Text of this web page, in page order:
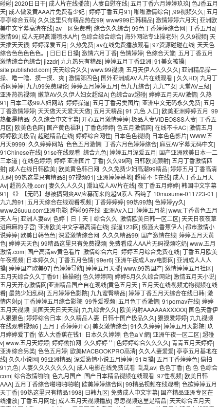
碰碰| 2020日日干| 成人片在线播放| 人妻自慰在线| 五月丁香六月婷婷玖玖| 色J香五月
天| 成人做爰黄AAA片免费看少妃 | 婷婷丁香五月91| 啪啪激情综合| ,99视频久久| 五月
亭亭综合五码| 久久这里只有精品热在99| www999日韩精品| 激情婷婷六月天| 亚洲欧
美中文字幕高清在线| av一区免费看| 综合久久综合| 99色丁香婷婷综合网| 丁香五月a|
激情99| 成人无码髙潮喷水A片| 色综合综合综合| 海外网站专业操老外| 久久9视频| 天
天插天天很| 婷婷深爱五月| 久热免费| av在线免费播放观看| 97资源碰碰在线| 天天色
综合色色色色色。 | 日日日日操| 激情六月丁香| 色情婷婷| 色综合天堂| 五月丁香五月
激情综合色综合| jizzdr| 九九热只有精品| 婷婷五月丁香亚洲| 91美女被操|
site:publishdd.com| 天天综合久久| www.99视频| 五月天伊人久久久久| 亚洲精品操一
操、噜一噜、摸一摸、爽 | 激情第四色| 国外亚洲成AV人片在线观看 | 久久HD| 九月丁
香网婷婷| 九九99免费理论| 婷婷五月婷婷五月| 色九九综合| 九九艹女| 天堂AV三级|
亚洲热热视频| 嫩草AV久久伊人妇女超级A| 色综合av超碰| 婷婷五月天AV激情| 久热
91| 日本三级99人妇网站| 婷婷操逼| 五月丁香另类图片| 亚洲中文无码永久免费| 五月
丁香激情婷婷| 天天做天天爱天天做| 五月天精品| 91 九色 入口| 欧美亚洲婷婷五月| 99
热都是精品| 久久综合中文字幕| 开心五月激情婷婷| 极品人妻VIDEOSSS人妻| 丁香五
月区| 欧美色色网| 国产黄色福利| 丁香色婷婷| 色五月激情网| 在线不卡AC| 激情五月
婷婷欧美极品| 超碰精品在线| 婷婷综合网性| 日本色色视频| 日本色色影片| WWW.五
月天9999| 久久婷婷网站| 色色五月激情| 丁香六月色婷婷综合| 麻豆AV字幕无码中文|
91Chinese在线| 91se在线观看| 综合九色| 婷婷五月深爱五月| 国产亚洲欧美日本一二
三本道 | 在线色婷婷| 婷婷 亚洲图片 丁香| 久久99网| 日韩欧美颜射| 五月丁香激情四
射| 成人在线日韩欧美| 欧美黄色韩日网| 久久免费少妇高潮99精品| 婷婷五月丁香高清
无码| 99热这里只有精品8| 97视频91| 亚洲婷婷基地| 超碰不卡在线| 成人丁香五月天
Av| 超热久碰.com| 妻久久人久久| 潮汕成人AV片在线| 夜丁香五月婷婷| 韩国中文字幕
91| 《》【无码】想被搞到爽AV应募而来的超M素人 西纯子 10musume-011723-01 |
九九热91| 五月天综合在线观看视频| 丁香婷婷婷| 99热99热| 色婷婷yy久|
www.26uuu.com亚洲电影| 超碰99在线| 亚洲Av入口| 婷婷五月花| www.丁香黄色五月
天人与| 亚洲人妻av| 色婷丨日丨天丨综合久久| 激情欧美日韩一区二区| 天天日夜夜草
进麻麻的子宫| 亚洲欧美中文字幕高清在线| 操逼123网| 极骚大香蕉伊人| 都市激情小
说婷婷| 欧美日韩色色| 深爱激情综合网| 久久久精品99| 国产激情在线| 婷婷五月天黄
色| 婷婷天天色| 99精品这里只有免费视频| 免费看成人AA片无码视频吃奶| www.五月
激情.com| 国产高清av黄色看片| 激情综合六月| 婷婷五月综合免费在线| 丁香五月欧美
午夜视频| 日本婷久久| 丁香五月色情| 99er6| 亚洲午夜成人av电影网| 亚洲成人人人
操| 婷婷国产欧美97| 色婷婷导航| 婷婷五月天播| www.99热国产| 激情婷婷五月社区|
五月天综合久久丁香91| 操操碰| 色久婷婷网| 婷婷5月久久综合网站| 激情五月天小说|
五月天开心激情网|亚洲精品国产自在现线|黄色五月天 | 五月天在线视频尤物视频在线
看| 最熟少妇乱码| 五月婷婷色影院| 九九蜜臀精品| 婷婷丁香五月天综合在线日韩| 激
情内射p| 丁香婷婷五月综合影院| 99性爱视频| 五月色丁香激情| 91pornav在线| 婷婷
五月天视频| 美国天天日天天操| 九九综舍久久| 欧美内射AAAAAAXXXXX| 国色天香伊
人狠狠色| 婷婷综合日本| 久久精品人妻| 日韩十国产极品久久| 狠狠爱婷婷| 九九视频
在线观看视频6 | 五月丁香婷婷开心| 美女激情综合| 91久久婷婷| 婷婷五月天影院| 玖
月婷婷爱丁香| 依人大香蕉在钱1| 日本久久婷婷| 色色aⅤ網| 亚洲午夜一区二区| 超碰
v| www.五月天婷婷| 婷婷偷拍网| 久久婷婷艹| 色婷婷综合久久久久| 青青五月天婷婷|
亚洲综合另类| 色色五月婷| 欧美MACBOOKPRO高清| 久久人妻爱爱| 亭亭五月基地在
线| 久久小说网| 99亚洲精品| 深爱激情小说五月婷婷| 91互操| 五月丁香婷婷色| 偷拍
91九色| 人妻久久久久久久久| 成人电影在线免费试看| 乱乱av| 色色丁香| 色 色 色综合
com| 综合激情啪啪| 色九月国产| 国产日本精品视频在线观看| 97性视频| 欧美日韩
AAA| 五月丁香综合啪啪啪啪啪| 欧美婷婷综合网| 99精品视频在线观看| 色欲婷婷五月
天丁香| 99热这里只有精品1998| 日韩九区| 免费成人中文字幕| 国产精品亚洲专区在
线播放| 丁香五月网址| 成人五月天视频播放| 思思视频这里是精品| 天天综合五月天|